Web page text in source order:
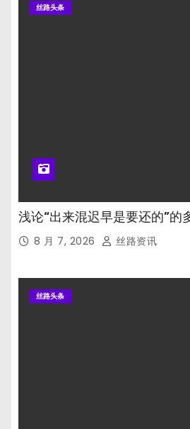
丝路头条
浅论“出来混迟早是要还的”的
8 月 7, 2026 丝路资讯
丝路头条